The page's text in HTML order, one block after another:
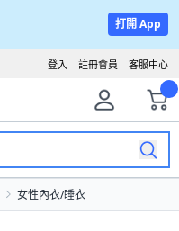
打開 App
客服中心
註冊會員
登入
女性內衣/睡衣